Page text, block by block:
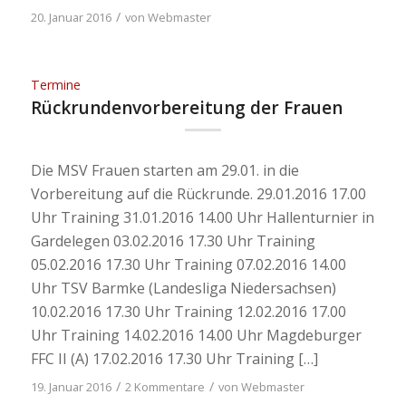
20. Januar 2016 / von Webmaster
Termine
Rückrundenvorbereitung der Frauen
Die MSV Frauen starten am 29.01. in die
Vorbereitung auf die Rückrunde. 29.01.2016 17.00
Uhr Training 31.01.2016 14.00 Uhr Hallenturnier in
Gardelegen 03.02.2016 17.30 Uhr Training
05.02.2016 17.30 Uhr Training 07.02.2016 14.00
Uhr TSV Barmke (Landesliga Niedersachsen)
10.02.2016 17.30 Uhr Training 12.02.2016 17.00
Uhr Training 14.02.2016 14.00 Uhr Magdeburger
FFC II (A) 17.02.2016 17.30 Uhr Training […]
19. Januar 2016 / 2 Kommentare / von Webmaster